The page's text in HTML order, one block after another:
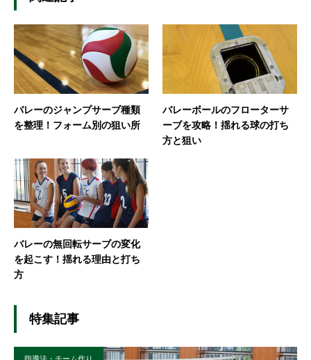
バレーのジャンプサーブ種類
を整理！フォーム別の狙い所
バレーボールのフローターサ
ーブを攻略！揺れる球の打ち
方と狙い
バレーの無回転サーブの変化
を起こす！揺れる理由と打ち
方
特集記事
指導法・チーム作り